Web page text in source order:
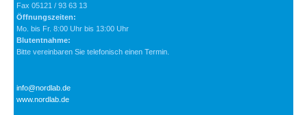
Fax 05121 / 93 63 13
Öffnungszeiten:
Mo. bis Fr. 8:00 Uhr bis 13:00 Uhr
Blutentnahme:
Bitte vereinbaren Sie telefonisch einen Termin.
info@nordlab.de
www.nordlab.de